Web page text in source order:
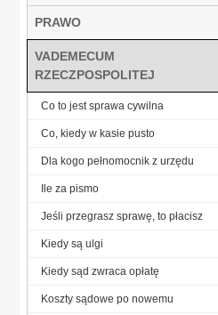
PRAWO
VADEMECUM
RZECZPOSPOLITEJ
Co to jest sprawa cywilna
Co, kiedy w kasie pusto
Dla kogo pełnomocnik z urzędu
Ile za pismo
Jeśli przegrasz sprawę, to płacisz
Kiedy są ulgi
Kiedy sąd zwraca opłatę
Koszty sądowe po nowemu